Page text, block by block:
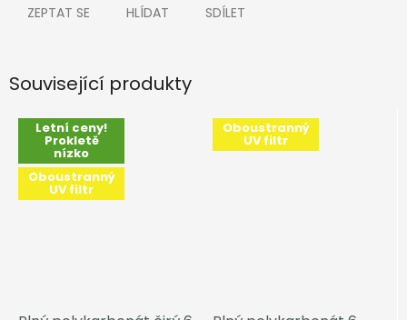
ZEPTAT SE HLÍDAT SDÍLET
Související produkty
Letní ceny!
Prokletě
nízko
Oboustranný
UV filtr
Oboustranný
UV filtr